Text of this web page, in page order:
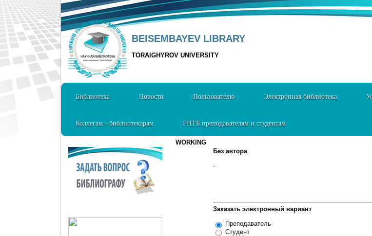
BEISEMBAYEV LIBRARY
TORAIGHYROV UNIVERSITY
Библиотека Новости Пользователю Электронная библиотека
Коллегам - библиотекарям РНТБ преподавателям и студентам
WORKING
Без автора
-
Заказать электронный вариант
Преподаватель
Студент